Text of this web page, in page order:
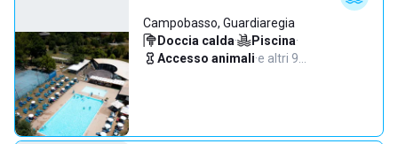
Campobasso, Guardiaregia
Doccia calda· Piscina·
Accesso animali·e altri 9…